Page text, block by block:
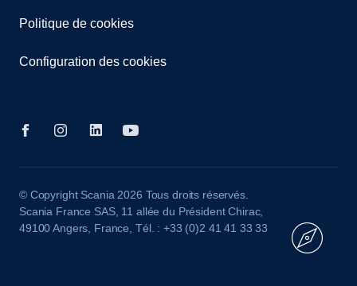
Politique de cookies
Configuration des cookies
© Copyright Scania 2026 Tous droits réservés.
Scania France SAS, 11 allée du Président Chirac,
49100 Angers, France, Tél. : +33 (0)2 41 41 33 33